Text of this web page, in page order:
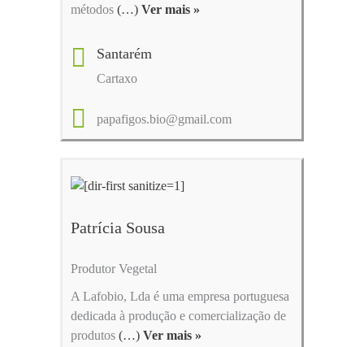
métodos (…) Ver mais »
Santarém
Cartaxo
papafigos.bio@gmail.com
Patrícia Sousa
Produtor Vegetal
A Lafobio, Lda é uma empresa portuguesa
dedicada à produção e comercialização de
produtos (…) Ver mais »